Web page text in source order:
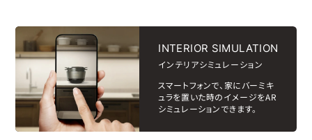
INTERIOR SIMULATION
インテリアシミュレーション
スマートフォンで、家にバーミキ
ュラを置いた時のイメージをAR
シミュレーションできます。